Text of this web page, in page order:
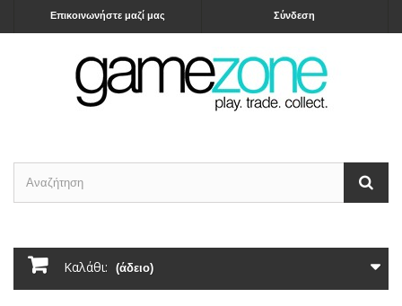
Σύνδεση
Επικοινωνήστε μαζί μας
Καλάθι: (άδειο)